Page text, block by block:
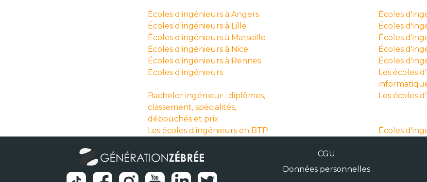
Écoles d'ingénieurs à Angers
Écoles
Écoles d'ingénieurs à Lille
Écoles
Écoles d'ingénieurs à Marseille
Écoles
Écoles d'ingénieurs à Nice
Écoles
Écoles d'ingénieurs à Rennes
Écoles
Ecoles d'ingénieurs
Les écoles
Bachelor ingénieur : diplômes,
classement, spécialités,
débouchés et prix
Les écoles
Les écoles d'ingénieurs en BTP Écoles
CGU
Données personnelles